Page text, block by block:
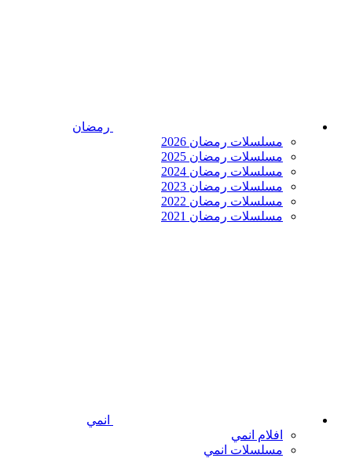
رمضان
مسلسلات رمضان 2026
مسلسلات رمضان 2025
مسلسلات رمضان 2024
مسلسلات رمضان 2023
مسلسلات رمضان 2022
مسلسلات رمضان 2021
انمي
افلام انمي
مسلسلات انمي